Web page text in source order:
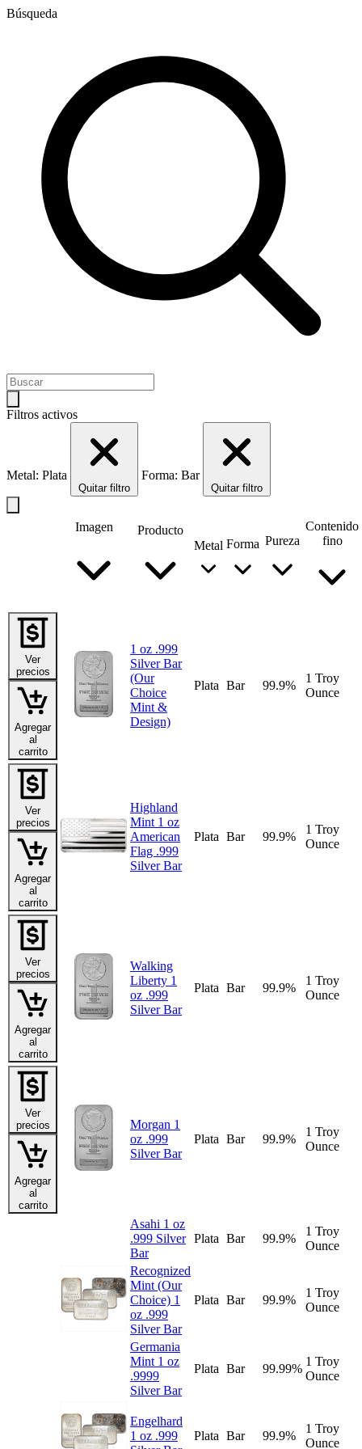
Búsqueda
Filtros activos
Metal: Plata
Quitar filtro
Forma: Bar
Quitar filtro
Imagen
Producto
Metal Forma Pureza
Contenido
fino
Ver
precios
Agregar
al
carrito
1 oz .999
Silver Bar
(Our
Choice
Mint &
Design)
Plata Bar 99.9%
1 Troy
Ounce
Ver
precios
Agregar
al
carrito
Highland
Mint 1 oz
American
Flag .999
Silver Bar
Plata Bar 99.9%
1 Troy
Ounce
Ver
precios
Agregar
al
carrito
Walking
Liberty 1
oz .999
Silver Bar
Plata Bar 99.9%
1 Troy
Ounce
Ver
precios
Agregar
al
carrito
Morgan 1
oz .999
Silver Bar
Plata Bar 99.9%
1 Troy
Ounce
Asahi 1 oz
.999 Silver
Bar
Plata Bar 99.9%
1 Troy
Ounce
Recognized
Mint (Our
Choice) 1
oz .999
Silver Bar
Plata Bar 99.9%
1 Troy
Ounce
Germania
Mint 1 oz
.9999
Silver Bar
Plata Bar 99.99%
1 Troy
Ounce
Engelhard
1 oz .999
Plata Bar 99.9%
1 Troy
Ounce